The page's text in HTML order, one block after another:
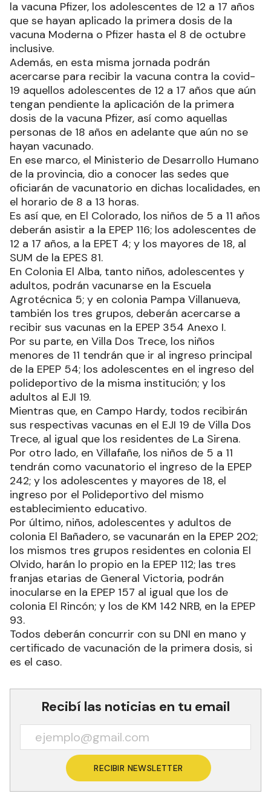
la vacuna Pfizer, los adolescentes de 12 a 17 años
que se hayan aplicado la primera dosis de la
vacuna Moderna o Pfizer hasta el 8 de octubre
inclusive.
Además, en esta misma jornada podrán
acercarse para recibir la vacuna contra la covid-
19 aquellos adolescentes de 12 a 17 años que aún
tengan pendiente la aplicación de la primera
dosis de la vacuna Pfizer, así como aquellas
personas de 18 años en adelante que aún no se
hayan vacunado.
En ese marco, el Ministerio de Desarrollo Humano
de la provincia, dio a conocer las sedes que
oficiarán de vacunatorio en dichas localidades, en
el horario de 8 a 13 horas.
Es así que, en El Colorado, los niños de 5 a 11 años
deberán asistir a la EPEP 116; los adolescentes de
12 a 17 años, a la EPET 4; y los mayores de 18, al
SUM de la EPES 81.
En Colonia El Alba, tanto niños, adolescentes y
adultos, podrán vacunarse en la Escuela
Agrotécnica 5; y en colonia Pampa Villanueva,
también los tres grupos, deberán acercarse a
recibir sus vacunas en la EPEP 354 Anexo I.
Por su parte, en Villa Dos Trece, los niños
menores de 11 tendrán que ir al ingreso principal
de la EPEP 54; los adolescentes en el ingreso del
polideportivo de la misma institución; y los
adultos al EJI 19.
Mientras que, en Campo Hardy, todos recibirán
sus respectivas vacunas en el EJI 19 de Villa Dos
Trece, al igual que los residentes de La Sirena.
Por otro lado, en Villafañe, los niños de 5 a 11
tendrán como vacunatorio el ingreso de la EPEP
242; y los adolescentes y mayores de 18, el
ingreso por el Polideportivo del mismo
establecimiento educativo.
Por último, niños, adolescentes y adultos de
colonia El Bañadero, se vacunarán en la EPEP 202;
los mismos tres grupos residentes en colonia El
Olvido, harán lo propio en la EPEP 112; las tres
franjas etarias de General Victoria, podrán
inocularse en la EPEP 157 al igual que los de
colonia El Rincón; y los de KM 142 NRB, en la EPEP
93.
Todos deberán concurrir con su DNI en mano y
certificado de vacunación de la primera dosis, si
es el caso.
Recibí las noticias en tu email
RECIBIR NEWSLETTER